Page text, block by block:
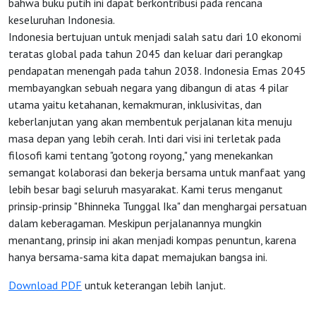
keseluruhan Indonesia.
Indonesia bertujuan untuk menjadi salah satu dari 10 ekonomi
teratas global pada tahun 2045 dan keluar dari perangkap
pendapatan menengah pada tahun 2038. Indonesia Emas 2045
membayangkan sebuah negara yang dibangun di atas 4 pilar
utama yaitu ketahanan, kemakmuran, inklusivitas, dan
keberlanjutan yang akan membentuk perjalanan kita menuju
masa depan yang lebih cerah. Inti dari visi ini terletak pada
filosofi kami tentang "gotong royong," yang menekankan
semangat kolaborasi dan bekerja bersama untuk manfaat yang
lebih besar bagi seluruh masyarakat. Kami terus menganut
prinsip-prinsip "Bhinneka Tunggal Ika" dan menghargai persatuan
dalam keberagaman. Meskipun perjalanannya mungkin
menantang, prinsip ini akan menjadi kompas penuntun, karena
hanya bersama-sama kita dapat memajukan bangsa ini.
Download PDF untuk keterangan lebih lanjut.